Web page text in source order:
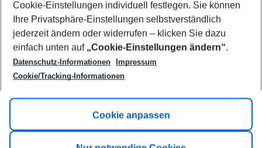
Footer
Footer navigation
Title A
Link A
Cookie-Einstellungen individuell festlegen. Sie können
Ihre Privatsphäre-Einstellungen selbstverständlich
jederzeit ändern oder widerrufen – klicken Sie dazu
einfach unten auf „Cookie-Einstellungen ändern“.
Datenschutz-Informationen
Impressum
Cookie/Tracking-Informationen
Cookie anpassen